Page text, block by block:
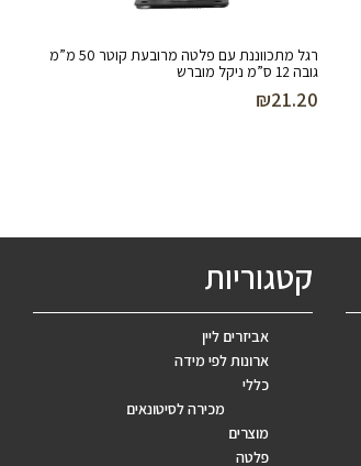
רגל מתכווננת עם פלטה מרובעת קוטר 50 מ”מ
גובה 12 ס”מ ניקל מוברש
₪21.20
קטגוריות
אביזרים ליין
ארונות לפי מידה
כללי
מכירה לסיטונאים
מוצרים
פלטה